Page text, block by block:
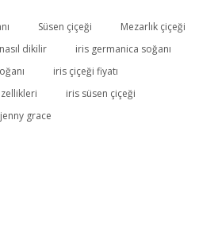
ilk yorumu siz yapın!
Yorum Yaz
Süsen çiçeği
Mezarlık çiçeği
dikilir
iris germanica soğanı
iris çiçeği fiyatı
iris süsen çiçeği
grace